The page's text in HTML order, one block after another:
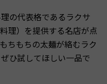
の代表格であるラクサ
理）を提供する名店が点
ちもちの太麺が絡むラク
ひ試してほしい一品で